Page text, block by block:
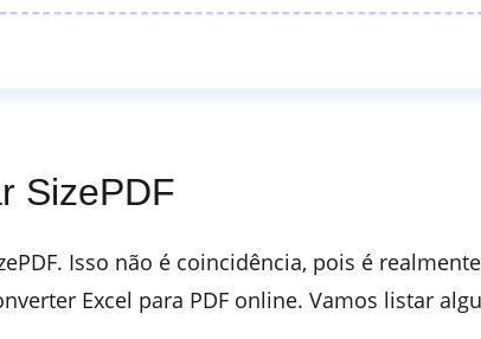
SizePDF
Isso não é coincidência, pois é
Excel para PDF online. Vamos listar